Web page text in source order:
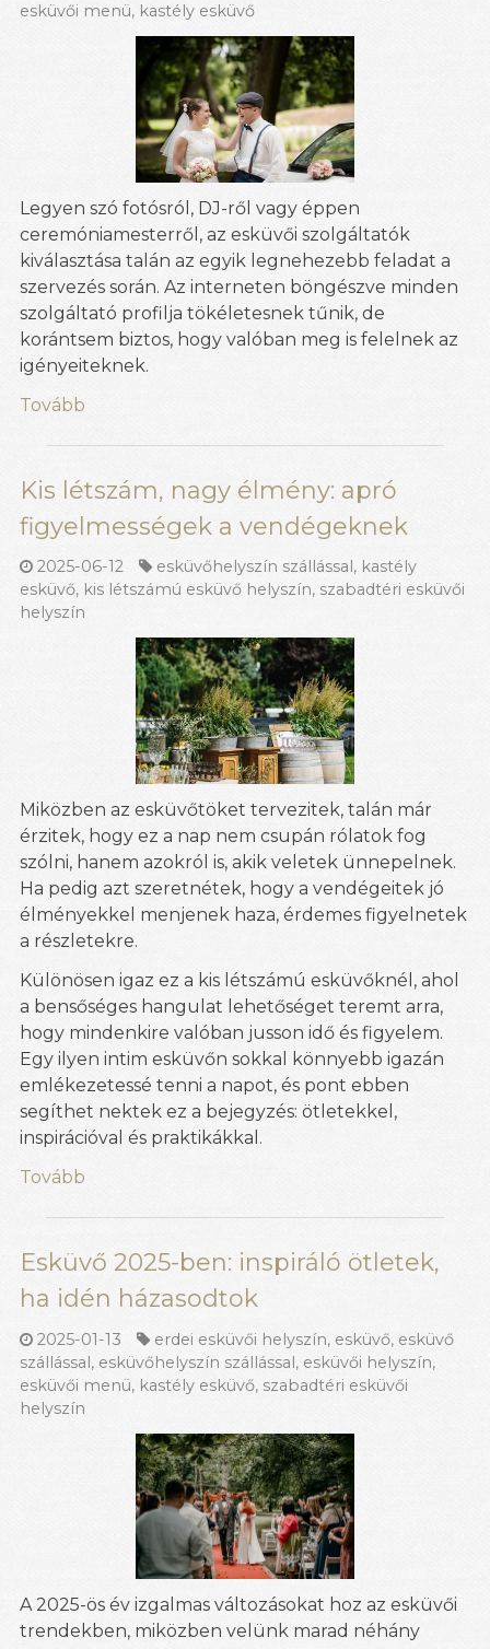
esküvői menü, kastély esküvő
Legyen szó fotósról, DJ-ről vagy éppen
ceremóniamesterről, az esküvői szolgáltatók
kiválasztása talán az egyik legnehezebb feladat a
szervezés során. Az interneten böngészve minden
szolgáltató profilja tökéletesnek tűnik, de
korántsem biztos, hogy valóban meg is felelnek az
igényeiteknek.
Tovább
Kis létszám, nagy élmény: apró
figyelmességek a vendégeknek
2025-06-12 esküvőhelyszín szállással , kastély
esküvő, kis létszámú esküvő helyszín, szabadtéri esküvői
helyszín
Miközben az esküvőtöket tervezitek, talán már
érzitek, hogy ez a nap nem csupán rólatok fog
szólni, hanem azokról is, akik veletek ünnepelnek.
Ha pedig azt szeretnétek, hogy a vendégeitek jó
élményekkel menjenek haza, érdemes figyelnetek
a részletekre.
Különösen igaz ez a kis létszámú esküvőknél, ahol
a bensőséges hangulat lehetőséget teremt arra,
hogy mindenkire valóban jusson idő és figyelem.
Egy ilyen intim esküvőn sokkal könnyebb igazán
emlékezetessé tenni a napot, és pont ebben
segíthet nektek ez a bejegyzés: ötletekkel,
inspirációval és praktikákkal.
Tovább
Esküvő 2025-ben: inspiráló ötletek,
ha idén házasodtok
2025-01-13 erdei esküvői helyszín, esküvő, esküvő
szállással, esküvőhelyszín szállással, esküvői helyszín,
esküvői menü, kastély esküvő, szabadtéri esküvői
helyszín
A 2025-ös év izgalmas változásokat hoz az esküvői
trendekben, miközben velünk marad néhány